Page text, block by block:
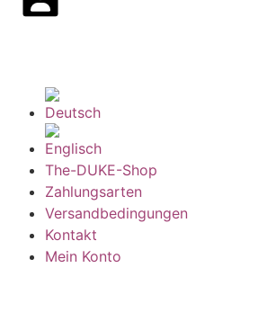
The-DUKE-Shop
Zahlungsarten
Versandbedingungen
Kontakt
Mein Konto